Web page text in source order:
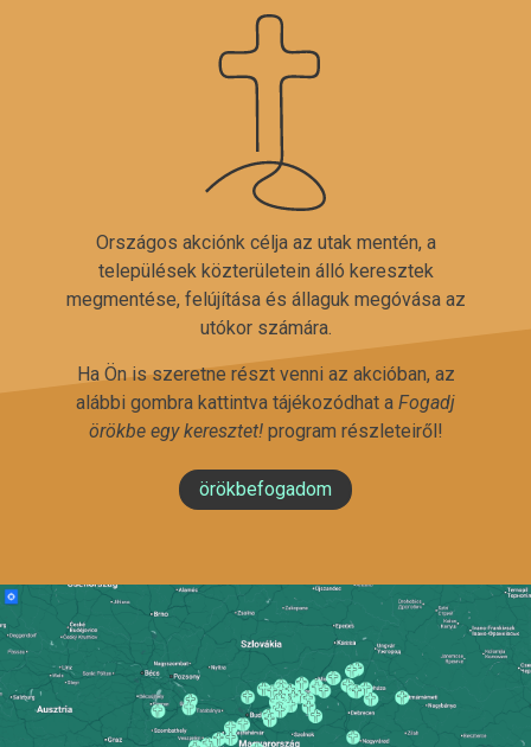
Országos akciónk célja az utak mentén, a
települések közterületein álló keresztek
megmentése, felújítása és állaguk megóvása az
utókor számára.
Ha Ön is szeretne részt venni az akcióban, az
alábbi gombra kattintva tájékozódhat a Fogadj
örökbe egy keresztet!program részleteiről!
örökbefogadom